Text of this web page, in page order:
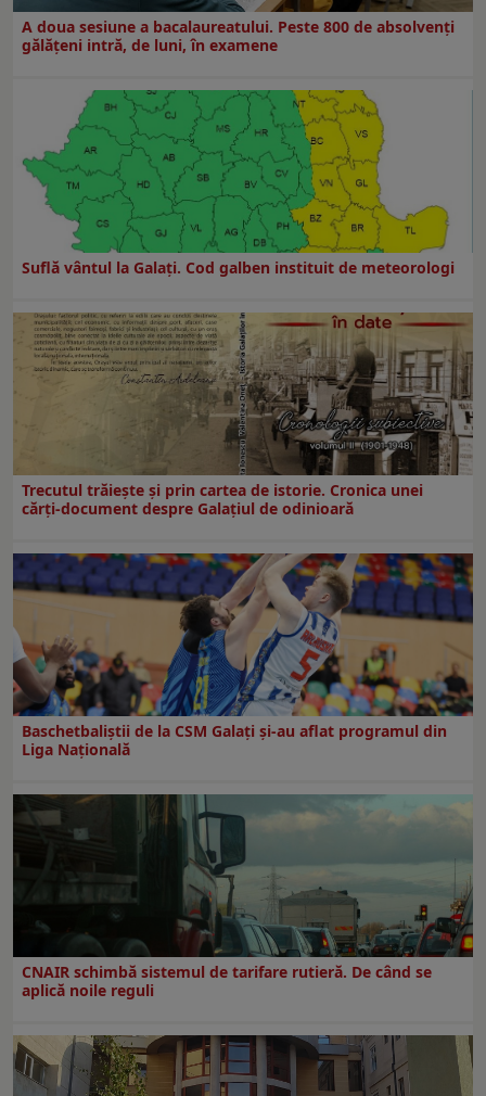
A doua sesiune a bacalaureatului. Peste 800 de absolvenţi
gălăţeni intră, de luni, în examene
Suflă vântul la Galaţi. Cod galben instituit de meteorologi
Trecutul trăiește și prin cartea de istorie. Cronica unei
cărți-document despre Galațiul de odinioară
Baschetbaliștii de la CSM Galați și-au aflat programul din
Liga Națională
CNAIR schimbă sistemul de tarifare rutieră. De când se
aplică noile reguli